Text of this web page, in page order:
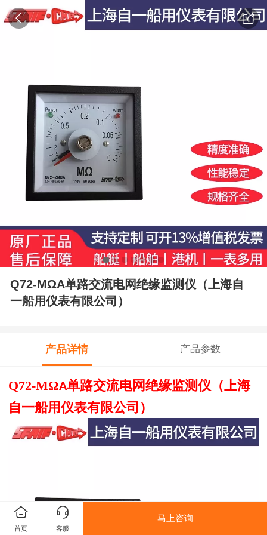
Q72-MΩA单路交流电网绝缘监测仪（上海自
一船用仪表有限公司）
产品详情 产品参数
Q72-MΩA单路交流电网绝缘监测仪（上海
自一船用仪表有限公司）
首页 客服
马上咨询